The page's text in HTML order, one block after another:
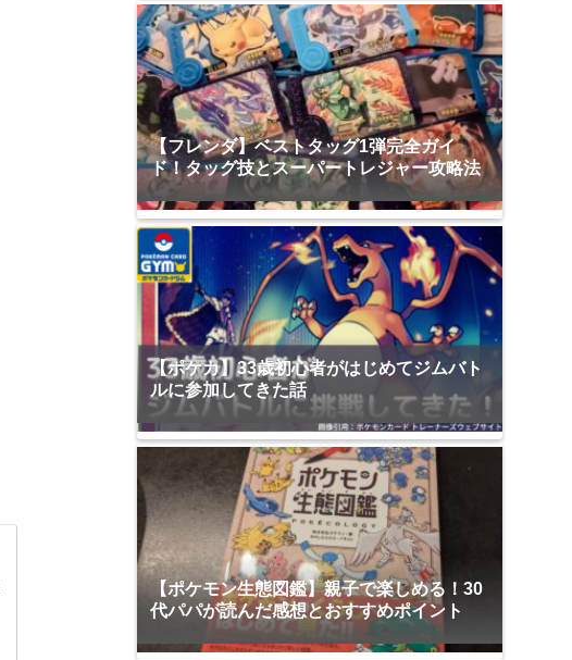
【フレンダ】ベストタッグ1弾完全ガイ
ド！タッグ技とスーパートレジャー攻略法
【ポケカ】33歳初心者がはじめてジムバト
ルに参加してきた話
【ポケモン生態図鑑】親子で楽しめる！30
代パパが読んだ感想とおすすめポイント